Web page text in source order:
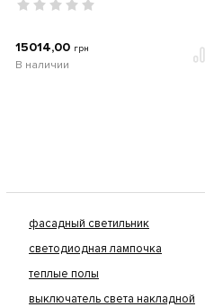
15014,00 грн
В наличии
фасадный светильник
светодиодная лампочка
теплые полы
выключатель света накладной